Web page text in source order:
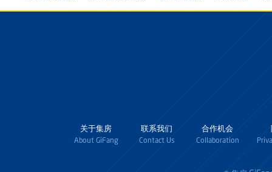
关于集房
About GiFang
联系我们
Contact Us
合作机会
Collaboration